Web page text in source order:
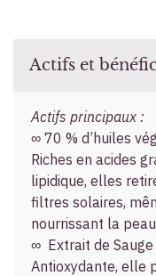
Actifs et
Actifs principaux :
∞ 70 % d’huiles
Riches en acides
lipidique, elles
filtres solaires,
nourrissant la
∞ Extrait de Sauge
Antioxydante, elle